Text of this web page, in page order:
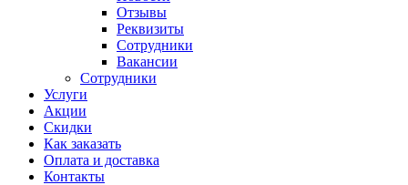
Отзывы
Реквизиты
Сотрудники
Вакансии
Сотрудники
Услуги
Акции
Скидки
Как заказать
Оплата и доставка
Контакты